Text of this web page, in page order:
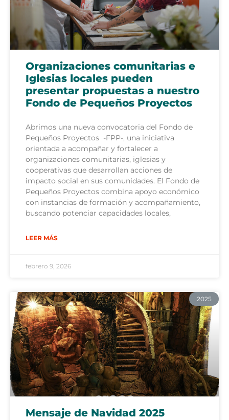
Organizaciones comunitarias e
Iglesias locales pueden
presentar propuestas a nuestro
Fondo de Pequeños Proyectos
Abrimos una nueva convocatoria del Fondo de
Pequeños Proyectos -FPP-, una iniciativa
orientada a acompañar y fortalecer a
organizaciones comunitarias, iglesias y
cooperativas que desarrollan acciones de
impacto social en sus comunidades. El Fondo de
Pequeños Proyectos combina apoyo económico
con instancias de formación y acompañamiento,
buscando potenciar capacidades locales,
LEER MÁS
febrero 9, 2026
2025
Mensaje de Navidad 2025